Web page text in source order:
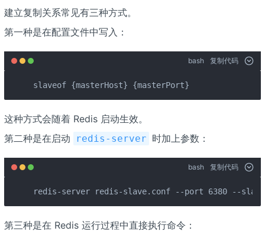
建立复制关系常见有三种方式。
第一种是在配置文件中写入：
bash 复制代码
slaveof {masterHost} {masterPort}
这种方式会随着 Redis 启动生效。
第二种是在启动
redis-server 时加上参数：
bash 复制代码
redis-server redis-slave.conf --port 6380 --
第三种是在 Redis 运行过程中直接执行命令：